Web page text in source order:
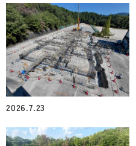
2026.7.23